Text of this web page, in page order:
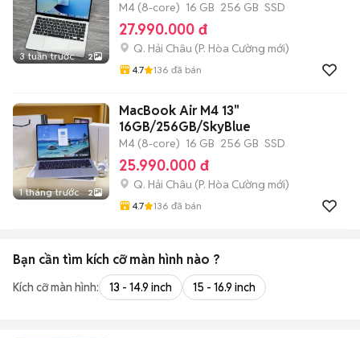
3 tuần trước 2
M4 (8-core) 16 GB 256 GB SSD
27.990.000 đ
Q. Hải Châu (P. Hòa Cường mới)
4.7 136 đã bán
1 tháng trước 2
MacBook Air M4 13"
16GB/256GB/SkyBlue
M4 (8-core) 16 GB 256 GB SSD
25.990.000 đ
Q. Hải Châu (P. Hòa Cường mới)
4.7 136 đã bán
Bạn cần tìm kích cỡ màn hình nào ?
Kích cỡ màn hình: 13 - 14.9 inch 15 - 16.9 inch